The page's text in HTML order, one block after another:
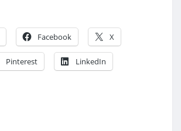
Facebook X
Pinterest LinkedIn